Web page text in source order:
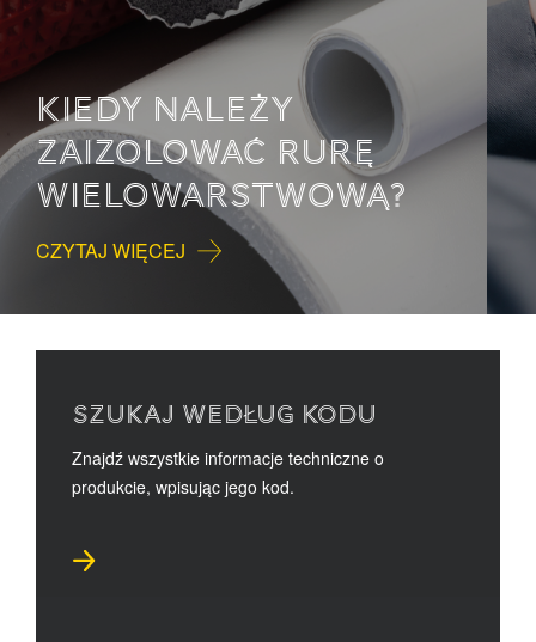
HAŁAS. CO TO JEST I
JAK MOŻEMY GO
KONTROLOWAĆ?
CZYTAJ WIĘCEJ
SZUKAJ WEDŁUG KODU
Znajdź wszystkie informacje techniczne o
produkcie, wpisując jego kod.